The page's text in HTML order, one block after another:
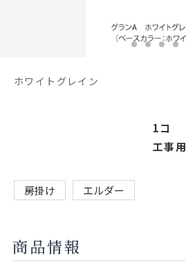
お見積り来店予約はこちら
法人のお客様へ
ホワイトグレイン
1コ
工事用
房掛け エルダー
商品情報